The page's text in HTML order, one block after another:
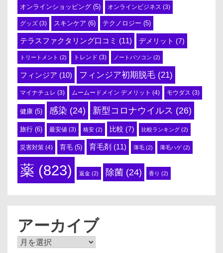
オンラインショッピング (5) オンラインビジネス (3)
グッズ (3) スキンケア (6) テクノロジー (5)
テラスファクタリング口コミ (11) デメリット (7)
トリートメント (2) トレンド (3) ノートパソコン (2)
フィンジア (10) フィンジア初期脱毛 (21)
マイナチュレ (3) ムームードメイン デメリット (4) モウダス (3)
健康 (5) 感染 (24) 新型コロナウイルス (26)
旅行 (6) 最安値 (3) 格安 (2) 比較 (7) 比較ランキング (2)
災害対策 (4) 育毛 (5) 育毛剤 (11) 薄毛 (2) 薄毛ハゲ(2)
薬 (823) 返金 (2) 除菌 (24) 香り (2)
アーカイブ
ア